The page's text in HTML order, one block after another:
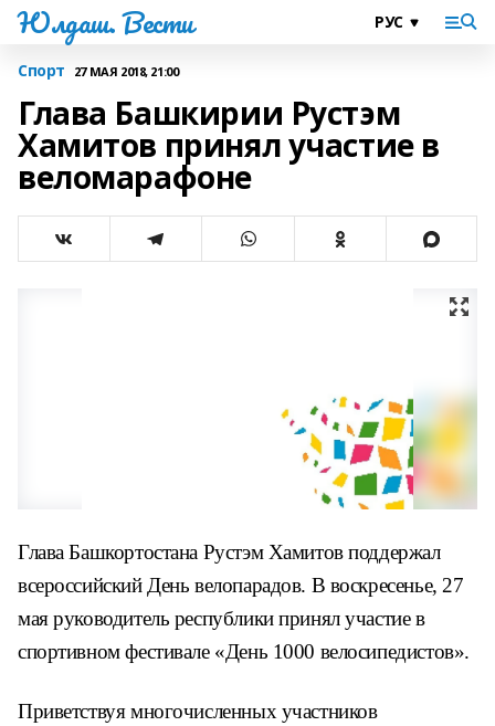
Юлдаш. Вести
Спорт 27 МАЯ 2018, 21:00
Глава Башкирии Рустэм
Хамитов принял участие в
веломарафоне
Глава Башкортостана Рустэм Хамитов поддержал
всероссийский День велопарадов. В воскресенье, 27
мая руководитель республики принял участие в
спортивном фестивале «День 1000 велосипедистов».
Приветствуя многочисленных участников